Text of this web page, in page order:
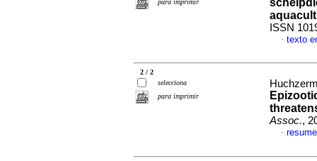
para imprimir
ISSN
· texto
2 / 2
selecciona
para imprimir
Assoc.,
·